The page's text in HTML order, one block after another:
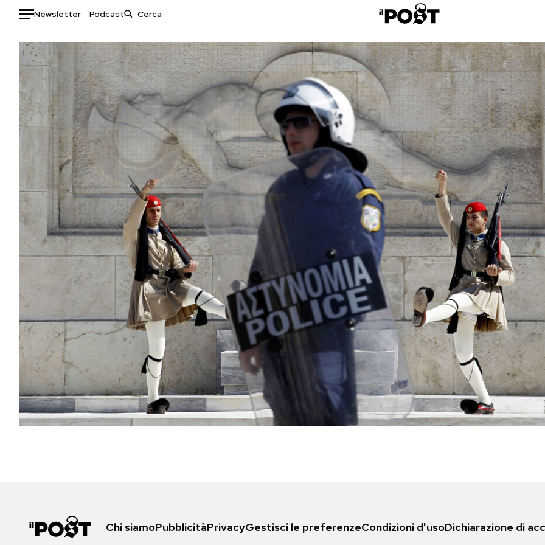
Newsletter Podcast
Auto
HOME
Italia
Mondo
Politica
Tecnologia
Internet
Scienza
Cultura
Economia
Sport
Moda
Libri
Consumismi
Storie/Idee
Ok Boomer!
Media
Europa
Altrecose
Mondiali calcio 2026
NEWSLETTER
I MIEI PREFERITI
SHOP
Area Personale
Newsletter
Chi siamoPubblicitàPrivacyGestisci le preferenzeCondizioni d'usoDichiarazione di